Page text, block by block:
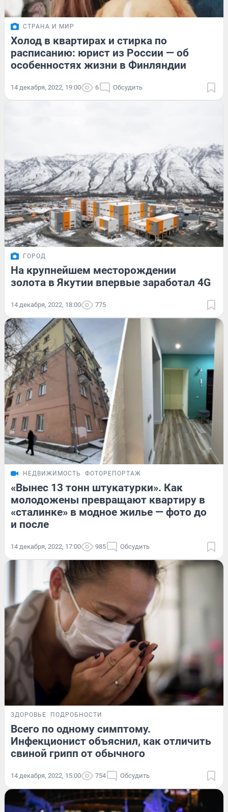
СТРАНА И МИР
Холод в квартирах и стирка по
расписанию: юрист из России — об
особенностях жизни в Финляндии
14 декабря, 2022, 19:00 6 Обсудить
ГОРОД
На крупнейшем месторождении
золота в Якутии впервые заработал 4G
14 декабря, 2022, 18:00 775
НЕДВИЖИМОСТЬ ФОТОРЕПОРТАЖ
«Вынес 13 тонн штукатурки». Как
молодожены превращают квартиру в
«сталинке» в модное жилье — фото до
и после
14 декабря, 2022, 17:00 985 Обсудить
ЗДОРОВЬЕ ПОДРОБНОСТИ
Всего по одному симптому.
Инфекционист объяснил, как отличить
свиной грипп от обычного
14 декабря, 2022, 15:00 754 Обсудить